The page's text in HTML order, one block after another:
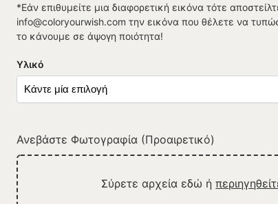
*Εάν επιθυμείτε μια διαφορετική εικόνα τότε
info@coloryourwish.com την εικόνα που θέλετε να
το κάνουμε σε άψογη ποιότητα!
Υλικό
Ανεβάστε Φωτογραφία (Προαιρετικό)
Σύρετε αρχεία εδώ ή